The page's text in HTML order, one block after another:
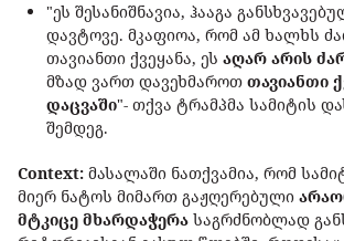
"ეს შესანიშნავია, ჰააგა
დავტოვე. მკაფიოა, რომ ამ ხალხს
თავიანთი ქვეყანა, ეს აღარ არის
მზად ვართ დავეხმაროთ თავიანთი
დაცვაში"- თქვა ტრამპმა სამიტის
შემდეგ.
Context: მასალაში ნათქვამია, რომ
მიერ ნატოს მიმართ გაჟღერებული
მტკიცე მხარდაჭერა საგრძნობლად